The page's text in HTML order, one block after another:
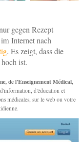
gegen Rezept
Internet nach
. Es zeigt, dass die
ist.
de l'Enseignement Médical,
d'éducation et
médicales, sur le web ou votre